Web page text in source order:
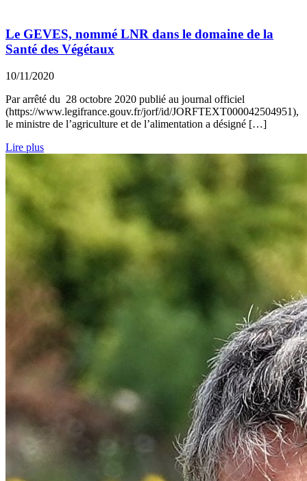
Le GEVES, nommé LNR dans le domaine de la
Santé des Végétaux
10/11/2020
Par arrêté du 28 octobre 2020 publié au journal officiel
(https://www.legifrance.gouv.fr/jorf/id/JORFTEXT000042504951),
le ministre de l’agriculture et de l’alimentation a désigné […]
Lire plus